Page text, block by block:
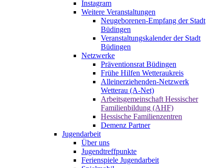
Instagram
Weitere Veranstaltungen
Neugeborenen-Empfang der Stadt
Büdingen
Veranstaltungskalender der Stadt
Büdingen
Netzwerke
Präventionsrat Büdingen
Frühe Hilfen Wetteraukreis
Alleinerziehenden-Netzwerk
Wetterau (A-Net)
Arbeitsgemeinschaft Hessischer
Familienbildung (AHF)
Hessische Familienzentren
Demenz Partner
Jugendarbeit
Über uns
Jugendtreffpunkte
Ferienspiele Jugendarbeit